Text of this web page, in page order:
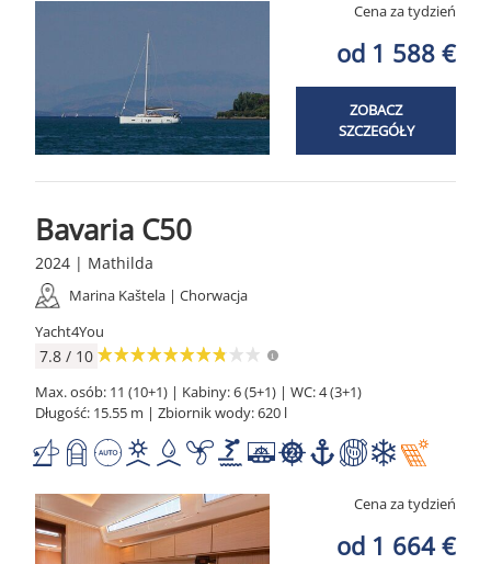
Cena za tydzień
od 1 588 €
ZOBACZ
SZCZEGÓŁY
Bavaria C50
2024 | Mathilda
Marina Kaštela | Chorwacja
Yacht4You
7.8 / 10
Max. osób: 11 (10+1) | Kabiny: 6 (5+1) | WC: 4 (3+1)
Długość: 15.55 m | Zbiornik wody: 620 l
Cena za tydzień
od 1 664 €